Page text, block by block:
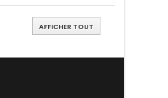
AFFICHER TOUT